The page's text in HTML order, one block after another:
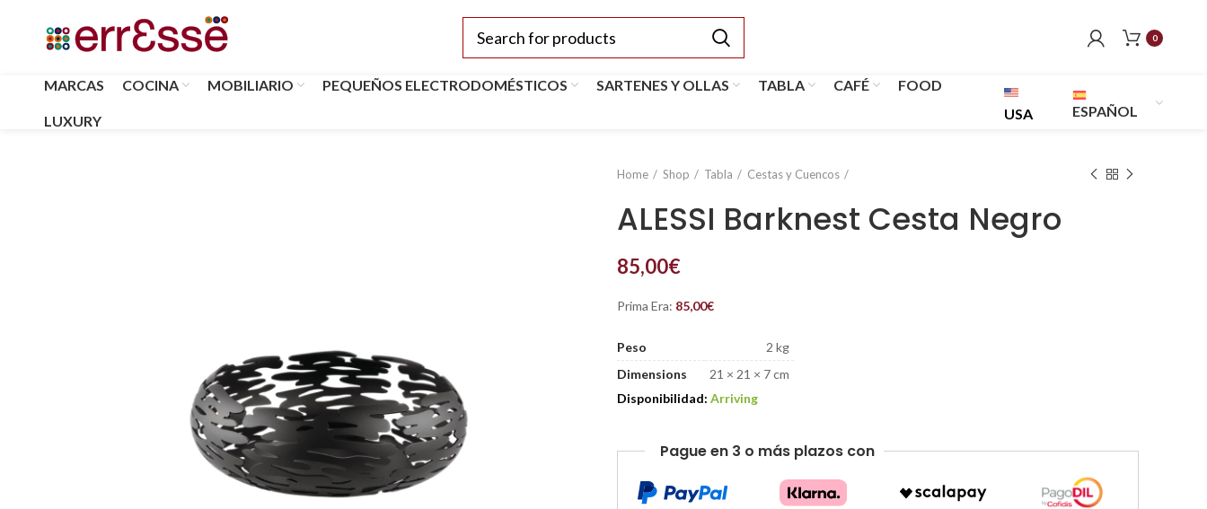
0
MARCAS COCINA MOBILIARIO PEQUEÑOS ELECTRODOMÉSTICOS SARTENES Y OLLAS TABLA CAFÉ FOOD
LUXURY USA ESPAÑOL
Home Shop Tabla Cestas y Cuencos
ALESSI Barknest Cesta Negro
85,00€
Prima Era: 85,00€
Peso
2 kg
Dimensions
21 × 21 × 7 cm
Disponibilidad: Arriving
Pague en 3 o más plazos con